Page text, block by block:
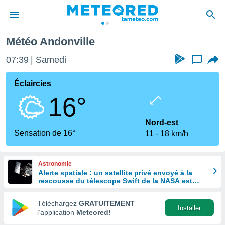
de
Météo Andonville
07:39 Samedi ...
Éclaircies
16°
Sensation de 16°
Nord-est
11
18 km/h
Astronomie
Alerte spatiale : un satellite privé envoyé à la
rescousse du télescope Swift de la NASA est
Téléchargez GRATUITEMENT
l’application Meteored!
Installer